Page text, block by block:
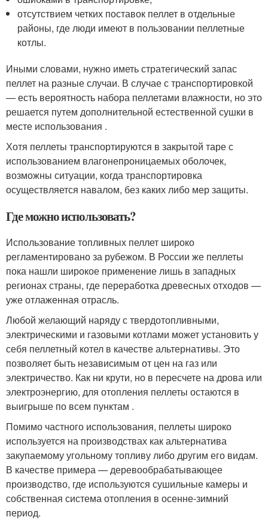
отсутствием четких поставок пеллет в отдельные
районы, где люди имеют в пользовании пеллетные
котлы.
Иными словами, нужно иметь стратегический запас
пеллет на разные случаи. В случае с транспортировкой
— есть вероятность набора пеллетами влажности, но это
решается путем дополнительной естественной сушки в
месте использования .
Хотя пеллеты транспортируются в закрытой таре с
использованием влагонепроницаемых оболочек,
возможны ситуации, когда транспортировка
осуществляется навалом, без каких либо мер защиты.
Где можно использовать?
Использование топливных пеллет широко
регламентировано за рубежом. В России же пеллеты
пока нашли широкое применение лишь в западных
регионах страны, где переработка древесных отходов —
уже отлаженная отрасль.
Любой желающий наряду с твердотопливными,
электрическими и газовыми котлами может установить у
себя пеллетный котел в качестве альтернативы. Это
позволяет быть независимым от цен на газ или
электричество. Как ни крути, но в пересчете на дрова или
электроэнергию, для отопления пеллеты остаются в
выигрыше по всем пунктам .
Помимо частного использования, пеллеты широко
используется на производствах как альтернатива
закупаемому угольному топливу либо другим его видам.
В качестве примера — деревообрабатывающее
производство, где используются сушильные камеры и
собственная система отопления в осенне-зимний
период.